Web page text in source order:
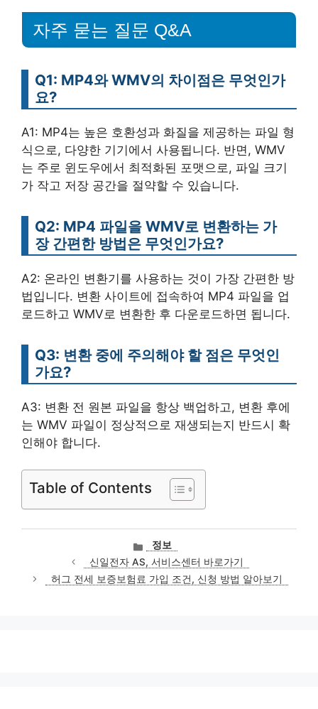
자주 묻는 질문 Q&A
Q1: MP4와 WMV의 차이점은 무엇인가
요?
A1: MP4는 높은 호환성과 화질을 제공하는 파일 형
식으로, 다양한 기기에서 사용됩니다. 반면, WMV
는 주로 윈도우에서 최적화된 포맷으로, 파일 크기
가 작고 저장 공간을 절약할 수 있습니다.
Q2: MP4 파일을 WMV로 변환하는 가
장 간편한 방법은 무엇인가요?
A2: 온라인 변환기를 사용하는 것이 가장 간편한 방
법입니다. 변환 사이트에 접속하여 MP4 파일을 업
로드하고 WMV로 변환한 후 다운로드하면 됩니다.
Q3: 변환 중에 주의해야 할 점은 무엇인
가요?
A3: 변환 전 원본 파일을 항상 백업하고, 변환 후에
는 WMV 파일이 정상적으로 재생되는지 반드시 확
인해야 합니다.
Table of Contents
카
테
고
리
정보
신일전자 AS, 서비스센터 바로가기
허그 전세 보증보험료 가입 조건, 신청 방법 알아보기